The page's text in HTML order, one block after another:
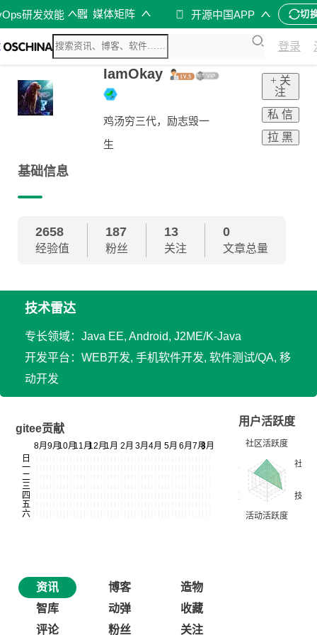
研发效能 媒体矩阵 开源中国APP 切
登录
IamOkay
鸡汤穷三代，励志毁一
生
+ 关
注
私 信
拉 黑
基础信息
2658
经验值
187
粉丝
13
关注
0
文章总量
技术雷达
专长领域：Java EE, Android, J2ME/K-Java
开发平台：WEB开发, 手机软件开发, 软件测试/QA, 移
动开发
gitee贡献
用户活跃度
资讯 博客
造物
智库
动弹
收藏
评论
粉丝 关注